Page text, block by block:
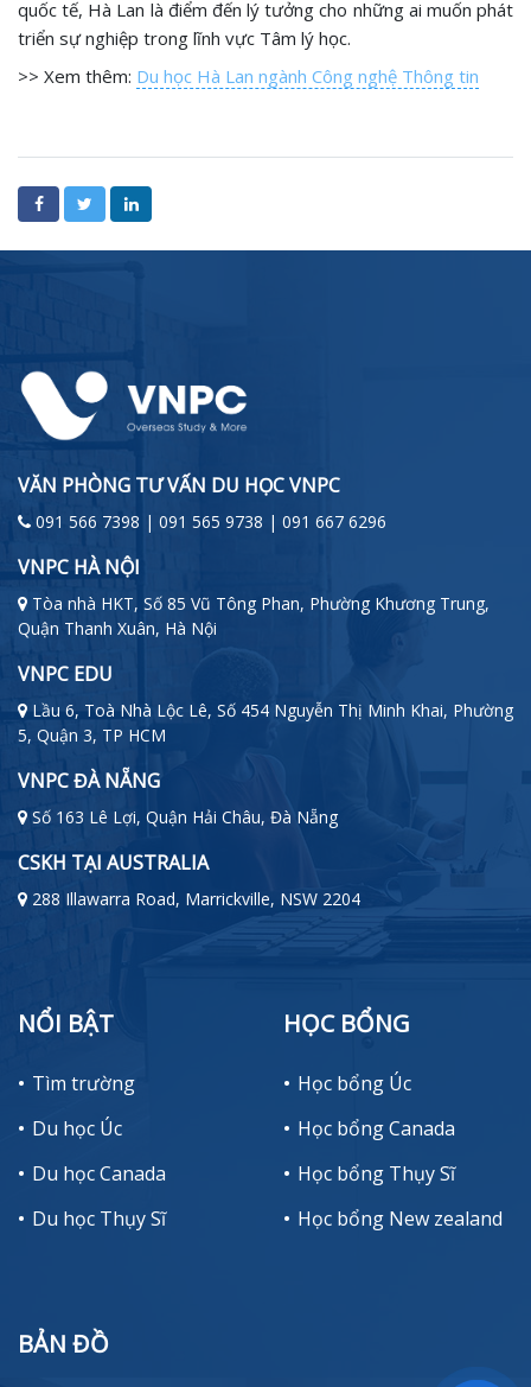
quốc tế, Hà Lan là điểm đến lý tưởng cho những ai muốn phát
triển sự nghiệp trong lĩnh vực Tâm lý học.
>> Xem thêm: Du học Hà Lan ngành Công nghệ Thông tin
VĂN PHÒNG TƯ VẤN DU HỌC VNPC
091 566 7398 | 091 565 9738 | 091 667 6296
VNPC HÀ NỘI
Tòa nhà HKT, Số 85 Vũ Tông Phan, Phường Khương Trung,
Quận Thanh Xuân, Hà Nội
VNPC EDU
Lầu 6, Toà Nhà Lộc Lê, Số 454 Nguyễn Thị Minh Khai, Phường
5, Quận 3, TP HCM
VNPC ĐÀ NẴNG
Số 163 Lê Lợi, Quận Hải Châu, Đà Nẵng
CSKH TẠI AUSTRALIA
288 Illawarra Road, Marrickville, NSW 2204
NỔI BẬT
Tìm trường
Du học Úc
Du học Canada
Du học Thụy Sĩ
HỌC BỔNG
Học bổng Úc
Học bổng Canada
Học bổng Thụy Sĩ
Học bổng New zealand
BẢN ĐỒ